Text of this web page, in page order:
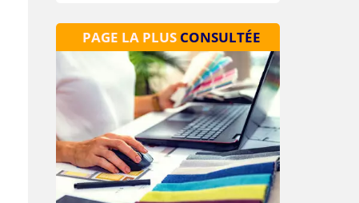
PAGE LA PLUS CONSULTÉE